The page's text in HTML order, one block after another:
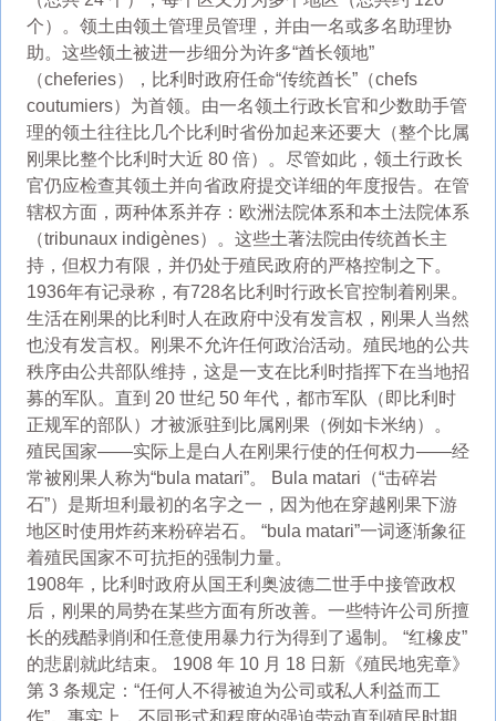
个）。领土由领土管理员管理，并由一名或多名助理协
助。这些领土被进一步细分为许多“酋长领地”
（cheferies），比利时政府任命“传统酋长”（chefs
coutumiers）为首领。由一名领土行政长官和少数助手管
理的领土往往比几个比利时省份加起来还要大（整个比属
刚果比整个比利时大近 80 倍）。尽管如此，领土行政长
官仍应检查其领土并向省政府提交详细的年度报告。在管
辖权方面，两种体系并存：欧洲法院体系和本土法院体系
（tribunaux indigènes）。这些土著法院由传统酋长主
持，但权力有限，并仍处于殖民政府的严格控制之下。
1936年有记录称，有728名比利时行政长官控制着刚果。
生活在刚果的比利时人在政府中没有发言权，刚果人当然
也没有发言权。刚果不允许任何政治活动。殖民地的公共
秩序由公共部队维持，这是一支在比利时指挥下在当地招
募的军队。直到 20 世纪 50 年代，都市军队（即比利时
正规军的部队）才被派驻到比属刚果（例如卡米纳）。
殖民国家——实际上是白人在刚果行使的任何权力——经
常被刚果人称为“bula matari”。 Bula matari（“击碎岩
石”）是斯坦利最初的名字之一，因为他在穿越刚果下游
地区时使用炸药来粉碎岩石。 “bula matari”一词逐渐象征
着殖民国家不可抗拒的强制力量。
1908年，比利时政府从国王利奥波德二世手中接管政权
后，刚果的局势在某些方面有所改善。一些特许公司所擅
长的残酷剥削和任意使用暴力行为得到了遏制。 “红橡皮”
的悲剧就此结束。 1908 年 10 月 18 日新《殖民地宪章》
第 3 条规定：“任何人不得被迫为公司或私人利益而工
作”。事实上，不同形式和程度的强迫劳动直到殖民时期